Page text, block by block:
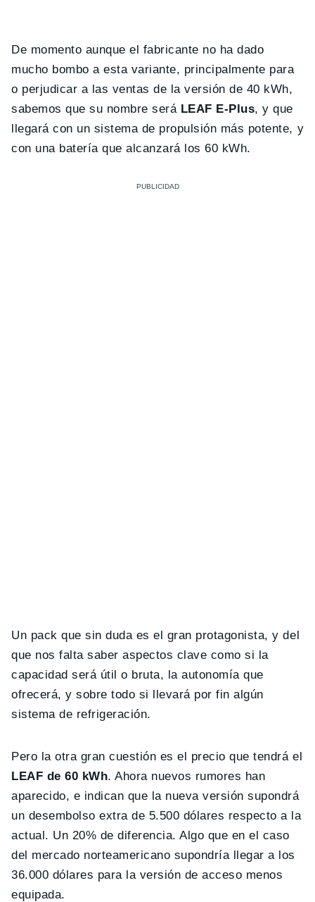
De momento aunque el fabricante no ha dado
mucho bombo a esta variante, principalmente para
o perjudicar a las ventas de la versión de 40 kWh,
sabemos que su nombre será LEAF E-Plus, y que
llegará con un sistema de propulsión más potente, y
con una batería que alcanzará los 60 kWh.
Un pack que sin duda es el gran protagonista, y del
que nos falta saber aspectos clave como si la
capacidad será útil o bruta, la autonomía que
ofrecerá, y sobre todo si llevará por fin algún
sistema de refrigeración.
Pero la otra gran cuestión es el precio que tendrá el
LEAF de 60 kWh. Ahora nuevos rumores han
aparecido, e indican que la nueva versión supondrá
un desembolso extra de 5.500 dólares respecto a la
actual. Un 20% de diferencia. Algo que en el caso
del mercado norteamericano supondría llegar a los
36.000 dólares para la versión de acceso menos
equipada.